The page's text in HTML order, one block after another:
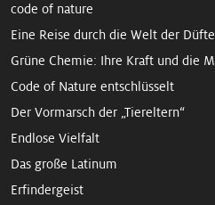
code of nature
Eine Reise durch die Welt der Düfte
Grüne Chemie: Ihre Kraft und die
Code of Nature entschlüsselt
Der Vormarsch der „Tiereltern“
Endlose Vielfalt
Das große Latinum
Erfindergeist